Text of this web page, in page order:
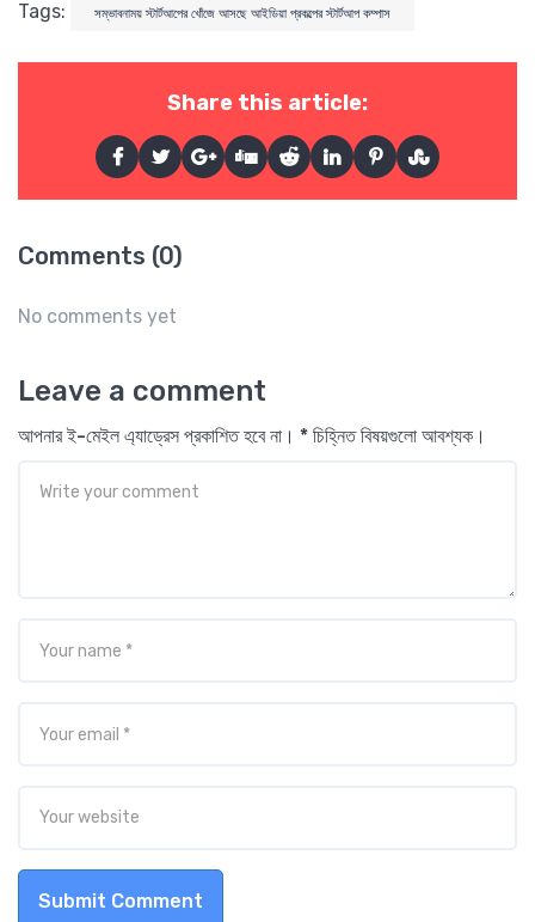
Tags: সম্ভাবনাময় স্টার্টআপের খোঁজে আসছে আইডিয়া প্রকল্পের স্টার্টআপ কম্পাস
Share this article:
Comments (0)
No comments yet
Leave a comment
আপনার ই-মেইল এ্যাড্রেস প্রকাশিত হবে না। * চিহ্নিত বিষয়গুলো আবশ্যক।
Submit Comment